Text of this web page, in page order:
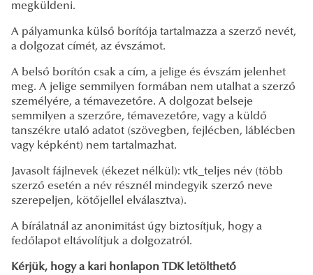
megküldeni.
A pályamunka külső borítója tartalmazza a szerző nevét,
a dolgozat címét, az évszámot.
A belső borítón csak a cím, a jelige és évszám jelenhet
meg. A jelige semmilyen formában nem utalhat a szerző
személyére, a témavezetőre. A dolgozat belseje
semmilyen a szerzőre, témavezetőre, vagy a küldő
tanszékre utaló adatot (szövegben, fejlécben, láblécben
vagy képként) nem tartalmazhat.
Javasolt fájlnevek (ékezet nélkül): vtk_teljes név (több
szerző esetén a név résznél mindegyik szerző neve
szerepeljen, kötőjellel elválasztva).
A bírálatnál az anonimitást úgy biztosítjuk, hogy a
fedőlapot eltávolítjuk a dolgozatról.
Kérjük, hogy a kari honlapon TDK letölthető